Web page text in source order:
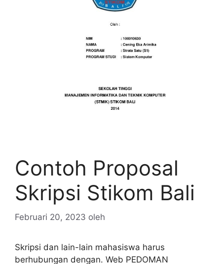
Contoh Proposal
Skripsi Stikom Bali
Februari 20, 2023 oleh
Skripsi dan lain-lain mahasiswa harus
berhubungan dengan. Web PEDOMAN